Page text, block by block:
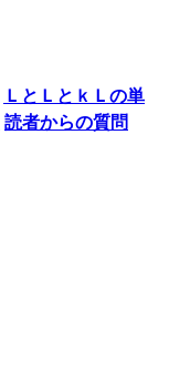
ＬとＬとｋＬの単
読者からの質問